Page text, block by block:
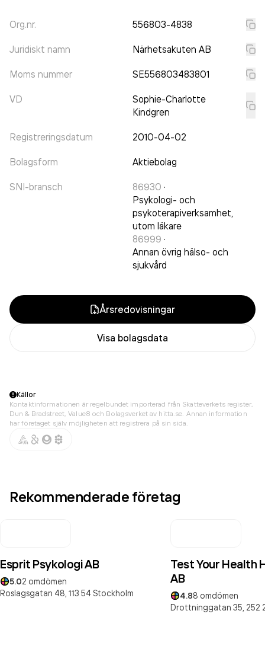
Org.nr. 556803-4838
Juridiskt namn Närhetsakuten AB
Moms nummer SE556803483801
VD
Sophie-Charlotte
Kindgren
Registreringsdatum 2010-04-02
Bolagsform Aktiebolag
SNI-bransch 86930 ·
Psykologi- och
psykoterapiverksamhet,
utom läkare
86999 ·
Annan övrig hälso- och
sjukvård
Årsredovisningar
Visa bolagsdata
Källor
Kontaktinformationen är regelbundet importerad från Skatteverkets register,
Dun & Bradstreet, Value8 och Bolagsverket av hitta.se. Annan information
har företaget själv möjligheten att registrera på sin sida.
Rekommenderade företag
Esprit Psykologi AB
5.02 omdömen
Roslagsgatan 48, 113 54 Stockholm
Test Your Health
AB
4.88 omdömen
Drottninggatan 35, 252